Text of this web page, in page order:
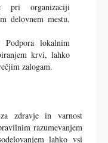
pri organizaciji
delovnem mestu,
Podpora lokalnim
krvi, lahko
zalogam.
zdravje in varnost
razumevanjem
lahko vsi